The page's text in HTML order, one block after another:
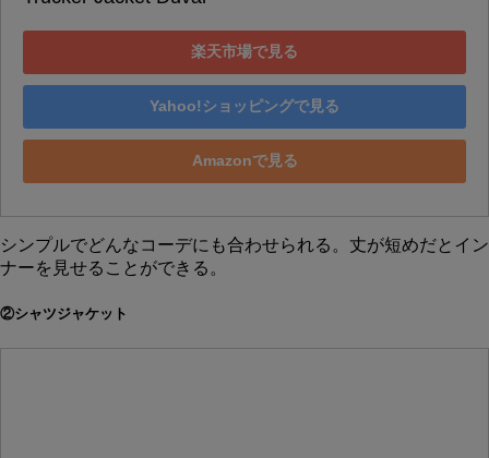
楽天市場で見る
Yahoo!ショッピングで見る
Amazonで見る
シンプルでどんなコーデにも合わせられる。丈が短めだとイン
ナーを見せることができる。
②シャツジャケット